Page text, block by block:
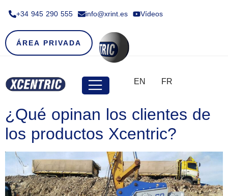
+34 945 290 555​ info@xrint.es Vídeos
ÁREA PRIVADA
EN FR
¿Qué opinan los clientes de
los productos Xcentric?